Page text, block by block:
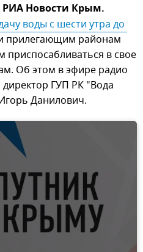
Новости Крым.
воды с шести утра до
прилегающим районам
в свое
Об этом в эфире радио
ГУП РК "Вода
Данилович.